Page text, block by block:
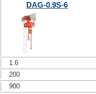
DAG-0.9S-6
1.6
200
900